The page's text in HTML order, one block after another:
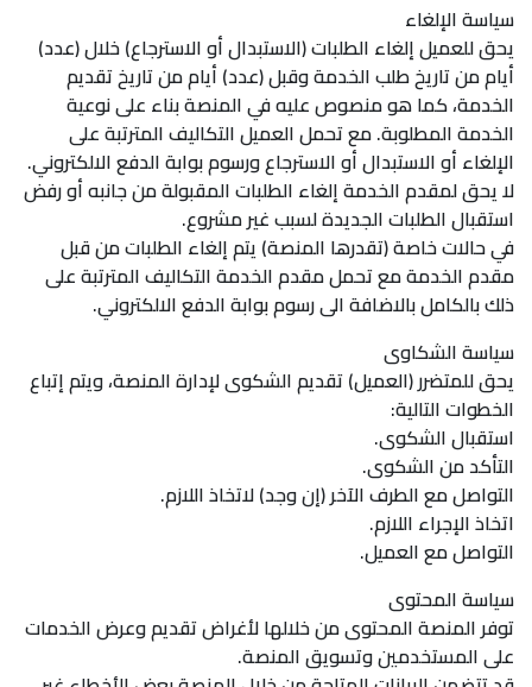
سياسة الإلغاء
يحق للعميل إلغاء الطلبات (الاستبدال أو الاسترجاع) خلال (عدد)
أيام من تاريخ طلب الخدمة وقبل (عدد) أيام من تاريخ تقديم
الخدمة، كما هو منصوص عليه في المنصة بناء على نوعية
الخدمة المطلوبة. مع تحمل العميل التكاليف المترتبة على
الإلغاء أو الاستبدال أو الاسترجاع ورسوم بوابة الدفع الالكتروني.
لا يحق لمقدم الخدمة إلغاء الطلبات المقبولة من جانبه أو رفض
استقبال الطلبات الجديدة لسبب غير مشروع.
في حالات خاصة (تقدرها المنصة) يتم إلغاء الطلبات من قبل
مقدم الخدمة مع تحمل مقدم الخدمة التكاليف المترتبة على
ذلك بالكامل بالاضافة الى رسوم بوابة الدفع الالكتروني.
سياسة الشكاوى
يحق للمتضرر (العميل) تقديم الشكوى لإدارة المنصة، ويتم إتباع
الخطوات التالية:
استقبال الشكوى.
التأكد من الشكوى.
التواصل مع الطرف الآخر (إن وجد) لاتخاذ اللازم.
اتخاذ الإجراء اللازم.
التواصل مع العميل.
سياسة المحتوى
توفر المنصة المحتوى من خلالها لأغراض تقديم وعرض الخدمات
على المستخدمين وتسويق المنصة.